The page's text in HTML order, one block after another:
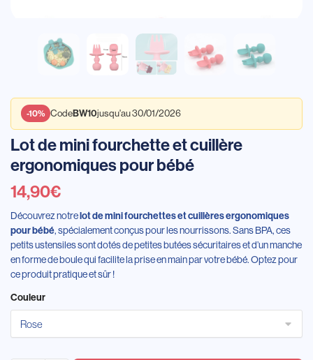
-10% CodeBW10jusqu'au 30/01/2026
Lot de mini fourchette et cuillère
ergonomiques pour bébé
14,90€
Découvrez notrelot de mini fourchettes et cuillères ergonomiques
pour bébé, spécialement conçus pour les nourrissons. Sans BPA, ces
petits ustensiles sont dotés de petites butées sécuritaires et d’un manche
en forme de boule qui facilite la prise en main par votre bébé. Optez pour
ce produit pratique et sûr !
Couleur